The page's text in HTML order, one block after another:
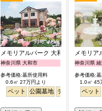
メモリアルパーク 大和墓苑 ふれあ
神奈川県 大和市
参考価格:墓所使用料
0.6㎡ 27万円より
ペット 公園墓地 テラス 駅から
メモリ
神奈川県
参考価格:
1.0㎡ 45
ペット